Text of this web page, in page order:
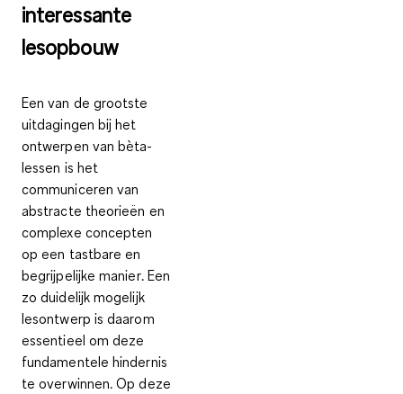
interessante
lesopbouw
Een van de grootste
uitdagingen bij het
ontwerpen van bèta-
lessen is het
communiceren van
abstracte theorieën en
complexe concepten
op een tastbare en
begrijpelijke manier. Een
zo duidelijk mogelijk
lesontwerp is daarom
essentieel om deze
fundamentele hindernis
te overwinnen. Op deze